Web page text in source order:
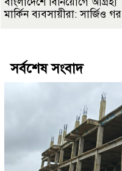
মার্কিন ব্যবসায়ীরা: সার্জিও গর
সর্বশেষ সংবাদ